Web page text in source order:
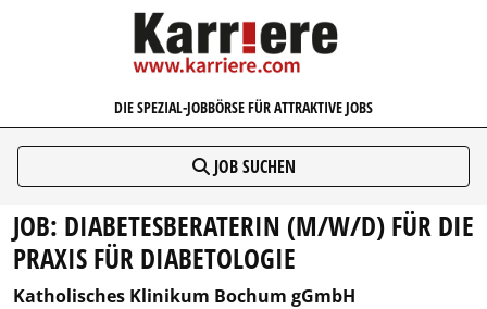
KARRIERE.COM
DIE SPEZIAL-JOBBÖRSE FÜR ATTRAKTIVE JOBS
JOB SUCHEN
JOB: DIABETESBERATERIN (M/W/D) FÜR DIE
PRAXIS FÜR DIABETOLOGIE
Katholisches Klinikum Bochum gGmbH